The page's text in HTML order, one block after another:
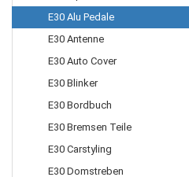
E30 Alu Pedale
E30 Antenne
E30 Auto Cover
E30 Blinker
E30 Bordbuch
E30 Bremsen Teile
E30 Carstyling
E30 Domstreben